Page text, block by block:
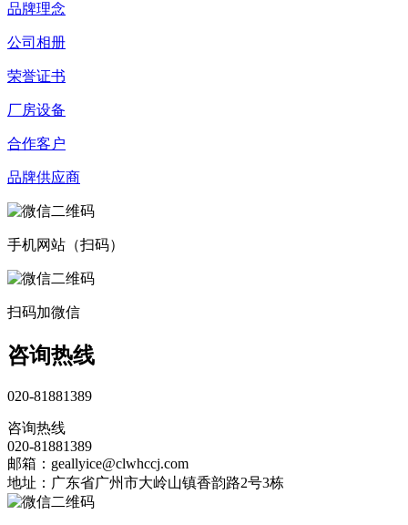
品牌理念
公司相册
荣誉证书
厂房设备
合作客户
品牌供应商
手机网站（扫码）
扫码加微信
咨询热线
020-81881389
咨询热线
020-81881389
邮箱：geallyice@clwhccj.com
地址：广东省广州市大岭山镇香韵路2号3栋